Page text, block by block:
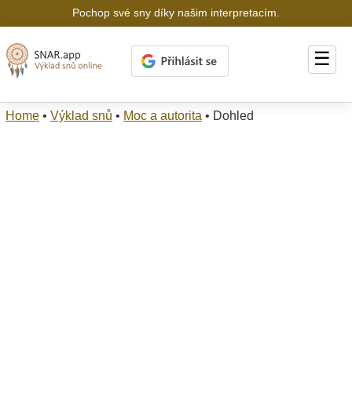
Pochop své sny díky našim interpretacím.
☰
Home • Výklad snů • Moc a autorita • Dohled